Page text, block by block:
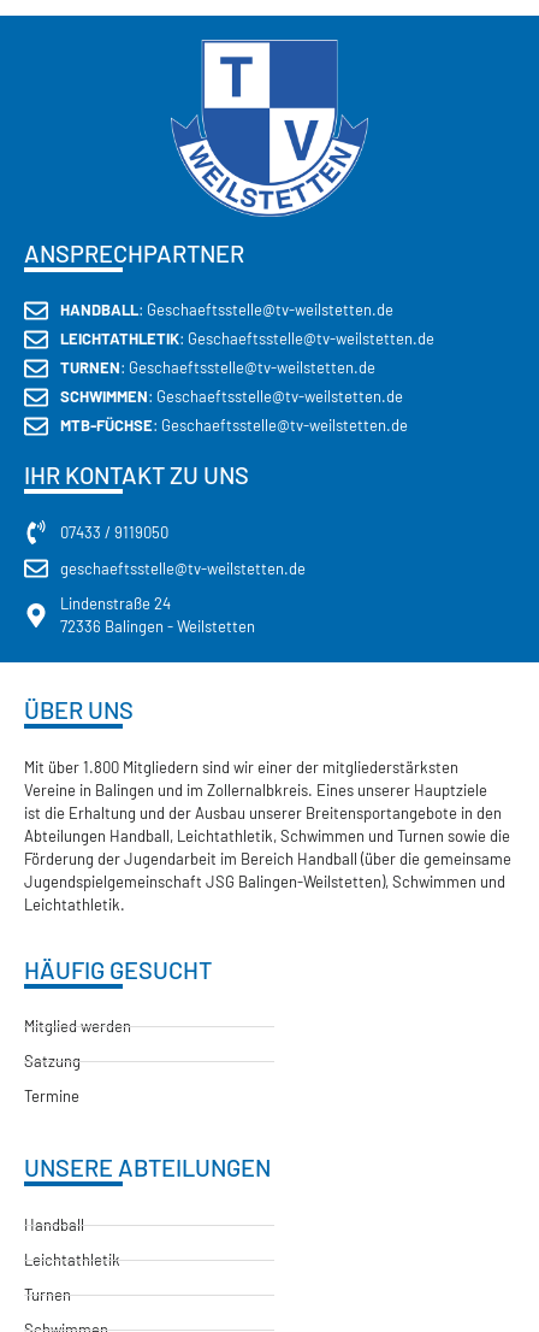
KEMPA
Moderne & funktionale
Sportbekleidung
JETZT ENTDECKEN
ANSPRECHPARTNER
HANDBALL: Geschaeftsstelle@tv-weilstetten.de
LEICHTATHLETIK: Geschaeftsstelle@tv-weilstetten.de
TURNEN: Geschaeftsstelle@tv-weilstetten.de
SCHWIMMEN: Geschaeftsstelle@tv-weilstetten.de
MTB-FÜCHSE: Geschaeftsstelle@tv-weilstetten.de
IHR KONTAKT ZU UNS
07433 / 9119050
geschaeftsstelle@tv-weilstetten.de
Lindenstraße 24
72336 Balingen - Weilstetten
ÜBER UNS
Mit über 1.800 Mitgliedern sind wir einer der mitgliederstärksten
Vereine in Balingen und im Zollernalbkreis. Eines unserer Hauptziele
ist die Erhaltung und der Ausbau unserer Breitensportangebote in den
Abteilungen Handball, Leichtathletik, Schwimmen und Turnen sowie die
Förderung der Jugendarbeit im Bereich Handball (über die gemeinsame
Jugendspielgemeinschaft JSG Balingen-Weilstetten), Schwimmen und
Leichtathletik.
HÄUFIG GESUCHT
Mitglied werden
Satzung
Termine
UNSERE ABTEILUNGEN
Handball
Leichtathletik
Turnen